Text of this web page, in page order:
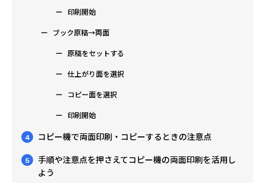
印刷開始
ブック原稿→両面
原稿をセットする
仕上がり面を選択
コピー面を選択
印刷開始
4 コピー機で両面印刷・コピーするときの注意点
5
手順や注意点を押さえてコピー機の両面印刷を活用し
よう